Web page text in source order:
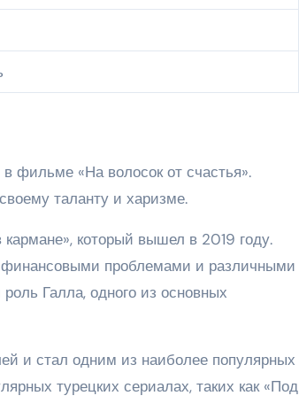
фильме «На волосок от счастья».
таланту и харизме.
который вышел в 2019 году.
проблемами и различными
Галла, одного из основных
и стал одним из наиболее популярных
турецких сериалах, таких как «Под